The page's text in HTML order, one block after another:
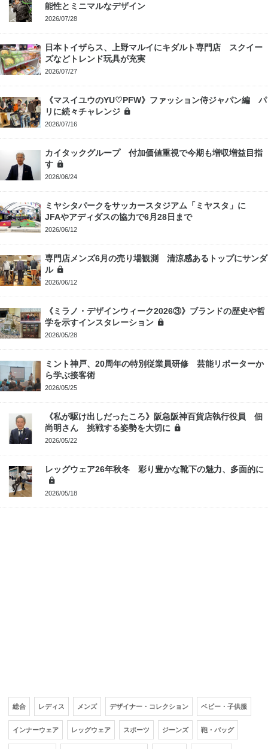
能性とミニマルなデザイン
2026/07/28
日本トイザらス、上野マルイにキダルト専門店 スクイー
ズなどトレンド玩具が充実
2026/07/27
《マスイユウのYU♡PFW》ファッション侍ジャパン編 パ
リに続々チャレンジ
2026/07/16
カイタックグループ 付加価値重視で今期も増収増益目指
す
2026/06/24
ミヤシタパークをサッカースタジアム「ミヤスタ」に
JFAやアディダスの協力で6月28日まで
2026/06/12
専門店メンズ6月の売り場観測 清涼感あるトップにサンダ
ル
2026/06/12
《ミラノ・デザインウィーク2026③》ブランドの歴史や哲
学を示すインスタレーション
2026/05/28
ミント神戸、20周年の特別従業員研修 芸能リポーターか
ら学ぶ接客術
2026/05/25
《私が駆け出しだったころ》阪急阪神百貨店執行役員 佃
尚明さん 挑戦する姿勢を大切に
2026/05/22
レッグウェア26年秋冬 彩り豊かな靴下の魅力、多面的に
2026/05/18
総合 レディス メンズ デザイナー・コレクション ベビー・子供服
インナーウェア レッグウェア スポーツ ジーンズ 鞄・バッグ